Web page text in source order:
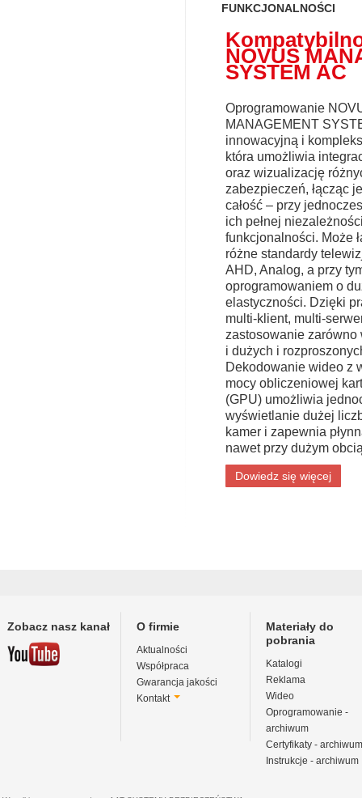
FUNKCJONALNOŚCI
NOVUS
SYSTEM AC
Oprogramowanie
MANAGEMENT
innowacyjną i
która umożliwia
oraz wizualizację
zabezpieczeń, łącząc
całość – przy
ich pełnej
funkcjonalności. Może
różne standardy
AHD, Analog, a przy
oprogramowaniem o
elastyczności. Dzięki
multi-klient, multi-
zastosowanie zarówno
i dużych i
Dekodowanie wideo z
mocy obliczeniowej
(GPU) umożliwia
wyświetlanie dużej
kamer i zapewnia
nawet przy dużym
Dowiedz się więcej
Zobacz nasz kanał O firmie
Aktualności
Współpraca
Gwarancja jakości
Kontakt
Materiały do
pobrania
Katalogi
Reklama
Wideo
Oprogramowanie -
archiwum
Certyfikaty - archiwum
Instrukcje - archiwum